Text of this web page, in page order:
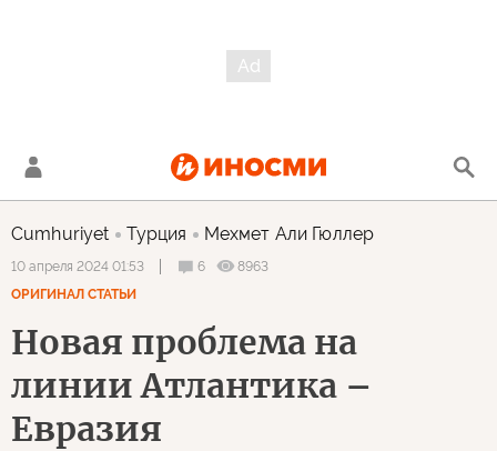
Cumhuriyet Турция Мехмет Али Гюллер
10 апреля 2024 01:53 6
8963
ОРИГИНАЛ СТАТЬИ
Новая проблема на
линии Атлантика –
Евразия